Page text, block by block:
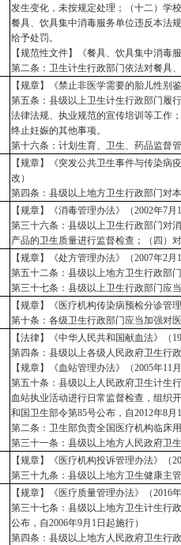
发生变化，未按规定处理；（十二）学
餐具、饮具集中消毒服务单位违反本法
给予处罚。
【规范性文件】《餐具、饮具集中消毒
第二条：卫生计生行政部门依法对餐具
【规章】《禁止非医学需要的胎儿性别
第五条：县级以上卫生计生行政部门履
法律法规、执业规范的宣传培训等工作
终止妊娠的其他事项。
第十六条：计划生育、卫生、药品监督
【规章】《突发公共卫生事件与传染病
改）
第四条：县级以上地方卫生行政部门对
【规章】《消毒管理办法》（2002年7月
第三十六条：县级以上卫生行政部门对
产品的卫生质量进行监督检查；（四）
【规章】《处方管理办法》（2007年2月
第五十二条：县级以上地方卫生行政部
第三十七条：县级以上卫生行政部门应
【规章】《医疗机构传染病预检分诊管
第十条：各级卫生行政部门应当加强对
【法律】《中华人民共和国献血法》（
第四条：县级以上各级人民政府卫生行
【规章】《血站管理办法》（2005年11
第五十条：县级以上人民政府卫生计生
血站执业活动进行日常监督检查，组织
和国卫生部令第85号公布，自2012年8
第二条：卫生部负责全国医疗机构临床
第三十一条：县级以上地方人民政府卫
【规章】《医疗机构投诉管理办法》（
第三十九条：县级以上地方卫生健康主
【规章】《医疗质量管理办法》（2016
第三十七条：县级以上地方卫生计生行
公布，自2006年9月1日起施行）
第四条：县级以上地方人民政府卫生行